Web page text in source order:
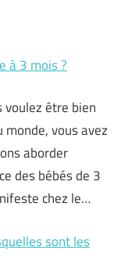
à 3 mois ?
voulez être bien
monde, vous avez
aborder
des bébés de 3
chez le…
sont les